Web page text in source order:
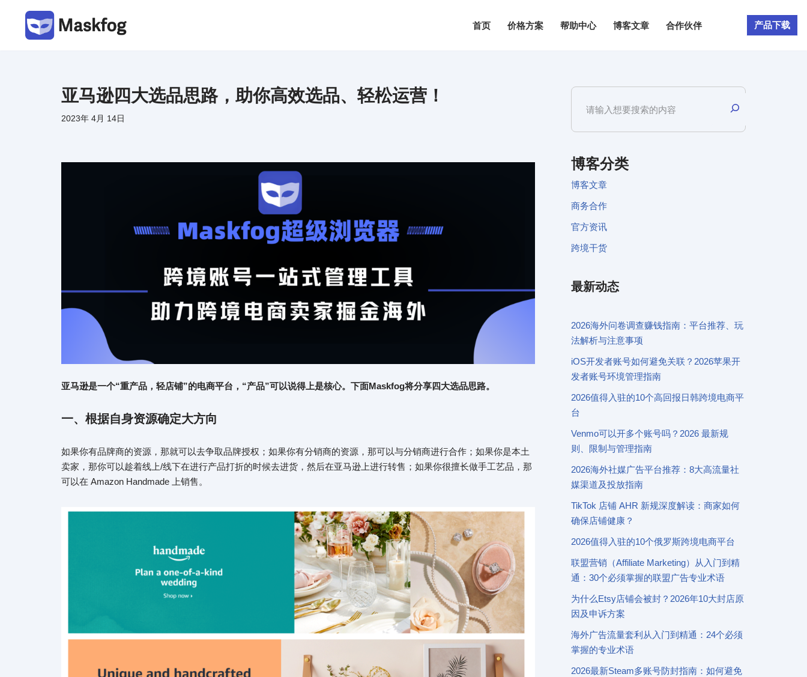
首页 价格方案 帮助中心 博客文章 合作伙伴 产品下载
亚马逊四大选品思路，助你高效选品、轻松运营！
2023年 4月 14日
亚马逊是一个“重产品，轻店铺”的电商平台，“产品”可以说得上是核心。下面Maskfog将分享四大选品思路。
一、根据自身资源确定大方向
如果你有品牌商的资源，那就可以去争取品牌授权；如果你有分销商的资源，那可以与分销商进行合作；如果你是本土
卖家，那你可以趁着线上/线下在进行产品打折的时候去进货，然后在亚马逊上进行转售；如果你很擅长做手工艺品，那
可以在 Amazon Handmade 上销售。
博客分类
博客文章
商务合作
官方资讯
跨境干货
最新动态
2026海外问卷调查赚钱指南：平台推荐、玩
法解析与注意事项
iOS开发者账号如何避免关联？2026苹果开
发者账号环境管理指南
2026值得入驻的10个高回报日韩跨境电商平
台
Venmo可以开多个账号吗？2026 最新规
则、限制与管理指南
2026海外社媒广告平台推荐：8大高流量社
媒渠道及投放指南
TikTok 店铺 AHR 新规深度解读：商家如何
确保店铺健康？
2026值得入驻的10个俄罗斯跨境电商平台
联盟营销（Affiliate Marketing）从入门到精
通：30个必须掌握的联盟广告专业术语
为什么Etsy店铺会被封？2026年10大封店原
因及申诉方案
海外广告流量套利从入门到精通：24个必须
掌握的专业术语
2026最新Steam多账号防封指南：如何避免